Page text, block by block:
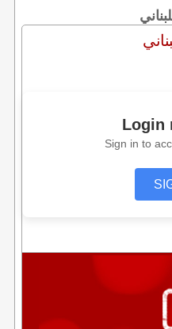
Login
Sign in to